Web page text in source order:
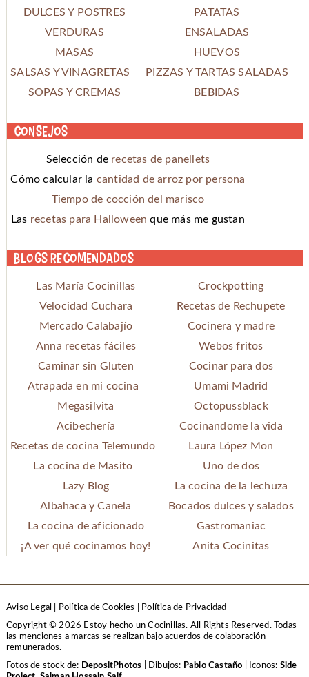
DULCES Y POSTRES
PATATAS
VERDURAS
ENSALADAS
MASAS
HUEVOS
SALSAS Y VINAGRETAS
PIZZAS Y TARTAS SALADAS
SOPAS Y CREMAS
BEBIDAS
Consejos
Selección de recetas de panellets
Cómo calcular la cantidad de arroz por persona
Tiempo de cocción del marisco
Las recetas para Halloween que más me gustan
Blogs recomendados
Las María Cocinillas
Crockpotting
Velocidad Cuchara
Recetas de Rechupete
Mercado Calabajío
Cocinera y madre
Anna recetas fáciles
Webos fritos
Caminar sin Gluten
Cocinar para dos
Atrapada en mi cocina
Umami Madrid
Megasilvita
Octopussblack
Acibechería
Cocinandome la vida
Recetas de cocina Telemundo
Laura López Mon
La cocina de Masito
Uno de dos
Lazy Blog
La cocina de la lechuza
Albahaca y Canela
Bocados dulces y salados
La cocina de aficionado
Gastromaniac
¡A ver qué cocinamos hoy!
Anita Cocinitas
Aviso Legal Política de Cookies
Política de Privacidad
Copyright © 2026 Estoy hecho un Cocinillas. All Rights Reserved.Todas
las menciones a marcas se realizan bajo acuerdos de colaboración
remunerados.
Fotos de stock de: DepositPhotos | Dibujos: Pablo Castaño | Iconos: Side